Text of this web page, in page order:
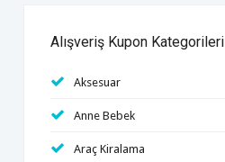
Alışveriş Kupon Kategorileri
Aksesuar
Anne Bebek
Araç Kiralama